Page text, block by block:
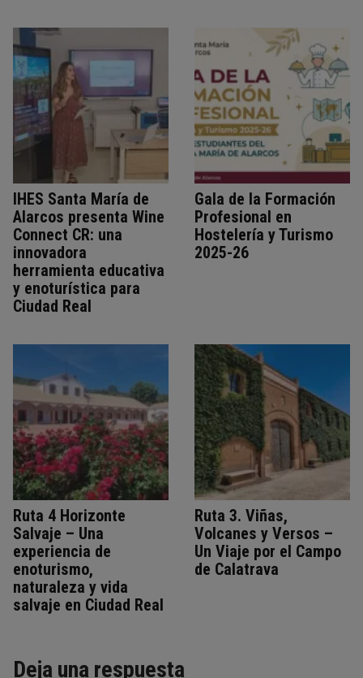
IHES Santa María de
Alarcos presenta Wine
Connect CR: una
innovadora
herramienta educativa
y enoturística para
Ciudad Real
Gala de la Formación
Profesional en
Hostelería y Turismo
2025-26
Ruta 4 Horizonte
Salvaje – Una
experiencia de
enoturismo,
naturaleza y vida
salvaje en Ciudad Real
Ruta 3. Viñas,
Volcanes y Versos –
Un Viaje por el Campo
de Calatrava
Deja una respuesta